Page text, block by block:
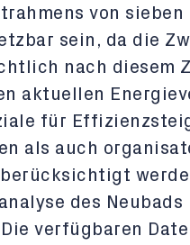
von sieben
sein, da die
nach diesem
aktuellen
für
als auch
des
verfügbaren